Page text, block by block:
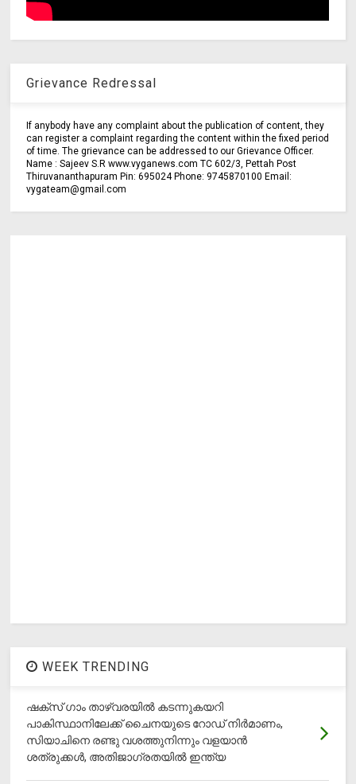
Grievance Redressal
If anybody have any complaint about the publication of content, they
can register a complaint regarding the content within the fixed period
of time. The grievance can be addressed to our Grievance Officer.
Name : Sajeev S.R www.vyganews.com TC 602/3, Pettah Post
Thiruvananthapuram Pin: 695024 Phone: 9745870100 Email:
vygateam@gmail.com
WEEK TRENDING
ഷക്സ് ​ഗാം താഴ്‌വരയിൽ കടന്നുകയറി
പാകിസ്ഥാനിലേക്ക് ചൈനയുടെ റോഡ് നിർമാണം,
സിയാചിനെ രണ്ടു വശത്തുനിന്നും വളയാൻ
ശത്രുക്കൾ, അതിജാ​ഗ്രതയിൽ ഇന്ത്യ